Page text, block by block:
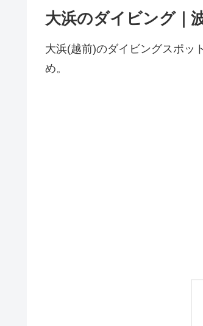
大浜のダイビング｜
大浜(越前)のダイビングスポッ
め。